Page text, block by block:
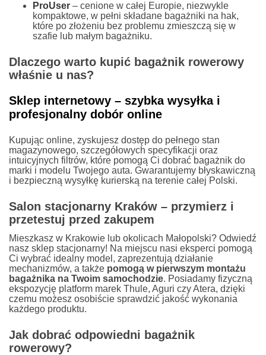
ProUser – cenione w całej Europie, niezwykle
kompaktowe, w pełni składane bagażniki na hak,
które po złożeniu bez problemu zmieszczą się w
szafie lub małym bagażniku.
Dlaczego warto kupić bagażnik rowerowy
właśnie u nas?
Sklep internetowy – szybka wysyłka i
profesjonalny dobór online
Kupując online, zyskujesz dostęp do pełnego stan
magazynowego, szczegółowych specyfikacji oraz
intuicyjnych filtrów, które pomogą Ci dobrać bagażnik do
marki i modelu Twojego auta. Gwarantujemy błyskawiczną
i bezpieczną wysyłkę kurierską na terenie całej Polski.
Salon stacjonarny Kraków – przymierz i
przetestuj przed zakupem
Mieszkasz w Krakowie lub okolicach Małopolski? Odwiedź
nasz sklep stacjonarny! Na miejscu nasi eksperci pomogą
Ci wybrać idealny model, zaprezentują działanie
mechanizmów, a także pomogą w pierwszym montażu
bagażnika na Twoim samochodzie. Posiadamy fizyczną
ekspozycję platform marek Thule, Aguri czy Atera, dzięki
czemu możesz osobiście sprawdzić jakość wykonania
każdego produktu.
Jak dobrać odpowiedni bagażnik
rowerowy?